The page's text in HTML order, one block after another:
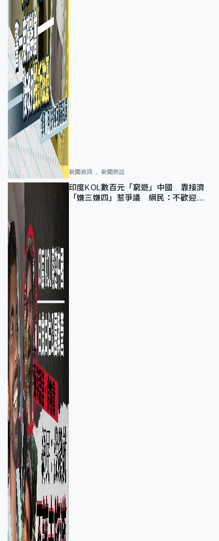
新聞資訊 新聞熱話
印度KOL數百元「窮遊」中國 靠接濟
「嫌三嫌四」惹爭議 網民：不歡迎劣